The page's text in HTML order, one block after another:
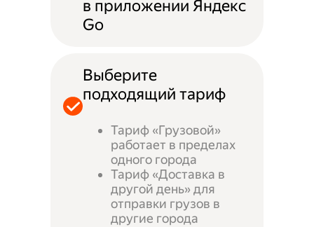
в приложении Яндекс
Go
Выберите
подходящий тариф
Тариф «Грузовой»
работает в пределах
одного города
Тариф «Доставка в
другой день» для
отправки грузов в
другие города